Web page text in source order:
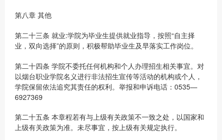
第八章 其他
第二十三条 就业:学院为毕业生提供就业指导，按照“自主择
业，双向选择”的原则，积极帮助毕业生及早落实工作岗位。
第二十四条 学院不委托任何机构和个人办理招生相关事宜。对
以烟台职业学院名义进行非法招生宣传等活动的机构或个人，
学院保留依法追究其责任的权利。举报和申诉电话：0535—
6927369
第二十五条 本章程若有与上级有关政策不一致之处，以国家和
上级有关政策为准。未尽事宜，按上级有关规定执行。